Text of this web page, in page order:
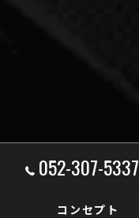
052-307-5337
コンセプト